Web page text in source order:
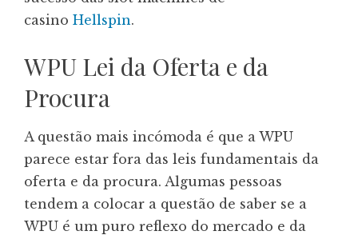
casino Hellspin.
WPU Lei da Oferta e da
Procura
A questão mais incómoda é que a WPU
parece estar fora das leis fundamentais da
oferta e da procura. Algumas pessoas
tendem a colocar a questão de saber se a
WPU é um puro reflexo do mercado e da